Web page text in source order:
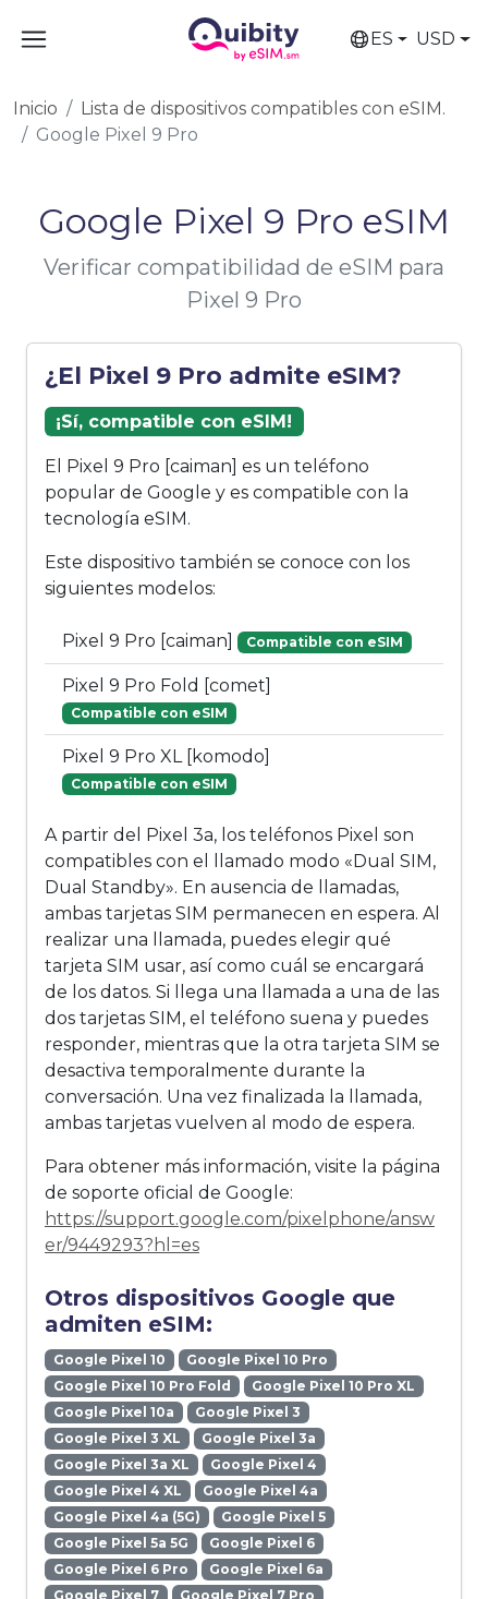
ES USD
Inicio
Lista de dispositivos compatibles con eSIM.
Google Pixel 9 Pro
Google Pixel 9 Pro eSIM
Verificar compatibilidad de eSIM para
Pixel 9 Pro
¿El Pixel 9 Pro admite eSIM?
¡Sí, compatible con eSIM!
El Pixel 9 Pro [caiman] es un teléfono
popular de Google y es compatible con la
tecnología eSIM.
Este dispositivo también se conoce con los
siguientes modelos:
Pixel 9 Pro [caiman] Compatible con eSIM
Pixel 9 Pro Fold [comet]
Compatible con eSIM
Pixel 9 Pro XL [komodo]
Compatible con eSIM
A partir del Pixel 3a, los teléfonos Pixel son
compatibles con el llamado modo «Dual SIM,
Dual Standby». En ausencia de llamadas,
ambas tarjetas SIM permanecen en espera. Al
realizar una llamada, puedes elegir qué
tarjeta SIM usar, así como cuál se encargará
de los datos. Si llega una llamada a una de las
dos tarjetas SIM, el teléfono suena y puedes
responder, mientras que la otra tarjeta SIM se
desactiva temporalmente durante la
conversación. Una vez finalizada la llamada,
ambas tarjetas vuelven al modo de espera.
Para obtener más información, visite la página
de soporte oficial de Google:
https://support.google.com/pixelphone/answ
er/9449293?hl=es
Otros dispositivos Google que
admiten eSIM:
Google Pixel 10
Google Pixel 10 Pro
Google Pixel 10 Pro Fold
Google Pixel 10 Pro XL
Google Pixel 10a
Google Pixel 3
Google Pixel 3 XL
Google Pixel 3a
Google Pixel 3a XL
Google Pixel 4
Google Pixel 4 XL
Google Pixel 4a
Google Pixel 4a (5G)
Google Pixel 5
Google Pixel 5a 5G
Google Pixel 6
Google Pixel 6 Pro
Google Pixel 6a
Google Pixel 7
Google Pixel 7 Pro